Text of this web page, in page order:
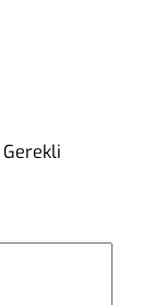
Gerekli